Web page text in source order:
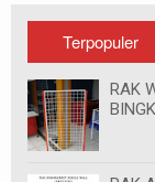
Terpopuler
RAK